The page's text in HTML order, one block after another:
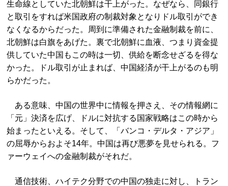
生命線としていた北朝鮮は干上がった。なぜなら、同銀行
と取引をすれば米国政府の制裁対象となりドル取引ができ
なくなるからだった。周到に準備された金融制裁を前に、
北朝鮮は白旗をあげた。裏で北朝鮮に血液、つまり資金提
供していた中国もこの時は一切、供給を断念せざるを得な
かった。ドル取引が止まれば、中国経済が干上がるのも明
らかだった。
ある意味、中国の世界中に情報を押さえ、その情報網に
「元」決済を広げ、ドルに対抗する国家戦略はこの時から
始まったといえる。そして、「バンコ・デルタ・アジア」
の屈辱からおよそ14年。中国は再び悪夢を見せられる。フ
ァーウェイへの金融制裁がそれだ。
通信技術、ハイテク分野での中国の独走に対し、トラン